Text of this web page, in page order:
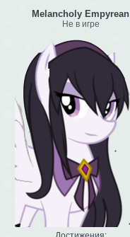
Melancholy Empyrean
Не в игре